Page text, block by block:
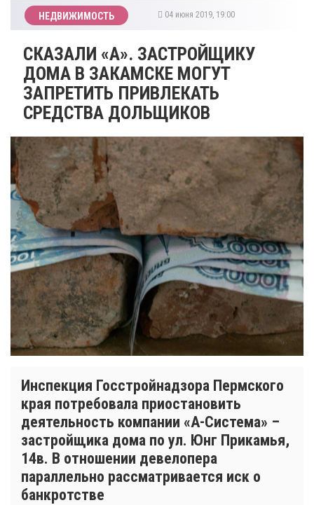
НЕДВИЖИМОСТЬ 04 июня 2019, 19:00
​СКАЗАЛИ «А». ЗАСТРОЙЩИКУ
ДОМА В ЗАКАМСКЕ МОГУТ
ЗАПРЕТИТЬ ПРИВЛЕКАТЬ
СРЕДСТВА ДОЛЬЩИКОВ
Инспекция Госстройнадзора Пермского
края потребовала приостановить
деятельность компании «А-Система» –
застройщика дома по ул. Юнг Прикамья,
14в. В отношении девелопера
параллельно рассматривается иск о
банкротстве